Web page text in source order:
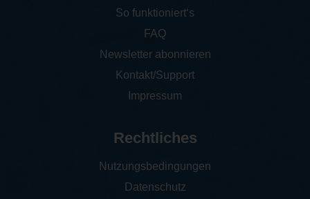
So funktioniert‘s
FAQ
Newsletter abonnieren
Kontakt/Support
Impressum
Rechtliches
Nutzungsbedingungen
Datenschutz